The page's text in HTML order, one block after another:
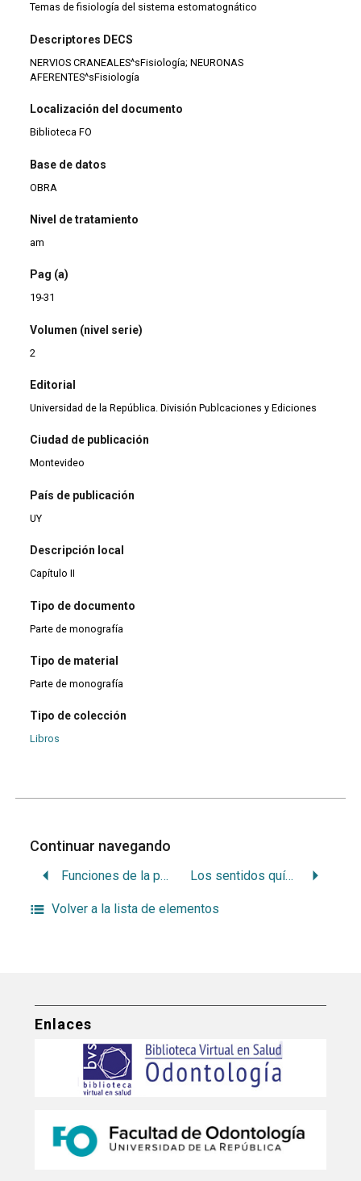
Temas de fisiología del sistema estomatognático
Descriptores DECS
NERVIOS CRANEALES^sFisiología; NEURONAS
AFERENTES^sFisiología
Localización del documento
Biblioteca FO
Base de datos
OBRA
Nivel de tratamiento
am
Pag (a)
19-31
Volumen (nivel serie)
2
Editorial
Universidad de la República. División Publcaciones y Ediciones
Ciudad de publicación
Montevideo
País de publicación
UY
Descripción local
Capítulo II
Tipo de documento
Parte de monografía
Tipo de material
Parte de monografía
Tipo de colección
Libros
Continuar navegando
Funciones de la prótesis al servicio de los funcionarios del Ministerio del Interior Los sentidos químicos: gusto y olfato
Volver a la lista de elementos
Enlaces